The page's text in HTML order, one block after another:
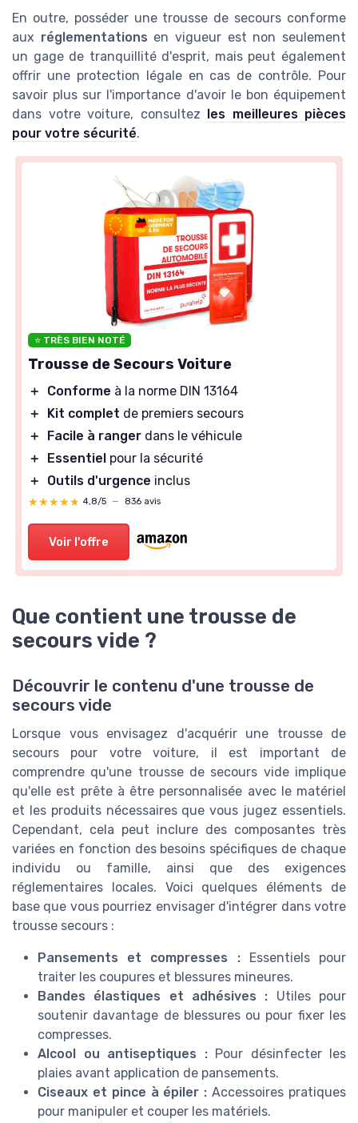
En outre, posséder une trousse de secours conforme
aux réglementations en vigueur est non seulement
un gage de tranquillité d'esprit, mais peut également
offrir une protection légale en cas de contrôle. Pour
savoir plus sur l'importance d'avoir le bon équipement
dans votre voiture, consultez les meilleures pièces
pour votre sécurité.
⭐ TRÈS BIEN NOTÉ
Trousse de Secours Voiture
＋ Conforme à la norme DIN 13164
＋
Kit complet de premiers secours
＋
Facile à ranger dans le véhicule
＋
Essentiel pour la sécurité
＋
Outils d'urgence inclus
★★★★★
★★★★★ 4,8/5 — 836 avis
Voir l'offre
Que contient une trousse de
secours vide ?
Découvrir le contenu d'une trousse de
secours vide
Lorsque vous envisagez d'acquérir une trousse de
secours pour votre voiture, il est important de
comprendre qu'une trousse de secours vide implique
qu'elle est prête à être personnalisée avec le matériel
et les produits nécessaires que vous jugez essentiels.
Cependant, cela peut inclure des composantes très
variées en fonction des besoins spécifiques de chaque
individu ou famille, ainsi que des exigences
réglementaires locales. Voici quelques éléments de
base que vous pourriez envisager d'intégrer dans votre
trousse secours :
Pansements et compresses :Essentiels pour
traiter les coupures et blessures mineures.
Bandes élastiques et adhésives : Utiles pour
soutenir davantage de blessures ou pour fixer les
compresses.
Alcool ou antiseptiques :Pour désinfecter les
plaies avant application de pansements.
Ciseaux et pince à épiler : Accessoires pratiques
pour manipuler et couper les matériels.